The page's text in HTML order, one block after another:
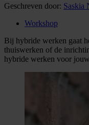
Geschreven door: Saskia
Workshop
Bij hybride werken gaat
thuiswerken of de
hybride werken voor